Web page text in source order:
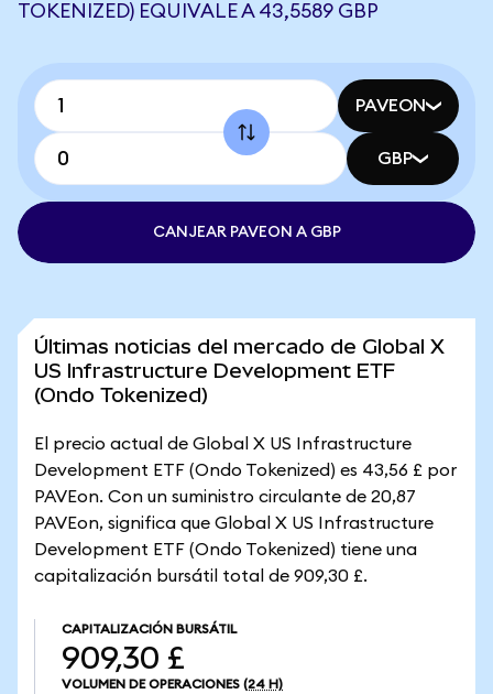
TOKENIZED) EQUIVALE A 43,5589 GBP
PAVEON
GBP
CANJEAR PAVEON A GBP
Últimas noticias del mercado de Global X
US Infrastructure Development ETF
(Ondo Tokenized)
El precio actual de Global X US Infrastructure
Development ETF (Ondo Tokenized) es 43,56 £ por
PAVEon. Con un suministro circulante de 20,87
PAVEon, significa que Global X US Infrastructure
Development ETF (Ondo Tokenized) tiene una
capitalización bursátil total de 909,30 £.
CAPITALIZACIÓN BURSÁTIL
909,30 £
VOLUMEN DE OPERACIONES (24 H)